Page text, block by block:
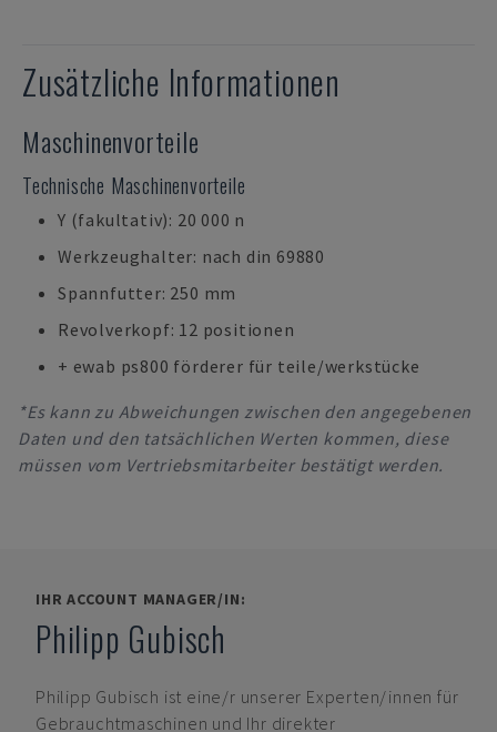
Zusätzliche Informationen
Maschinenvorteile
Technische Maschinenvorteile
Y (fakultativ): 20 000 n
Werkzeughalter: nach din 69880
Spannfutter: 250 mm
Revolverkopf: 12 positionen
+ ewab ps800 förderer für teile/werkstücke
*Es kann zu Abweichungen zwischen den angegebenen
Daten und den tatsächlichen Werten kommen, diese
müssen vom Vertriebsmitarbeiter bestätigt werden.
IHR ACCOUNT MANAGER/IN:
Philipp Gubisch
Philipp Gubisch ist eine/r unserer Experten/innen für
Gebrauchtmaschinen und Ihr direkter